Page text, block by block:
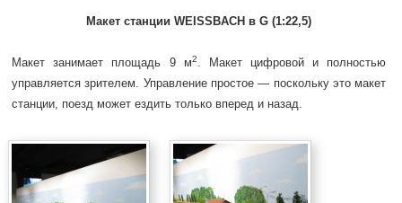
Макет станции WEISSBACH в G (1:22,5)
Макет занимает площадь 9 м2
. Макет цифровой и полностью
управляется зрителем. Управление простое — поскольку это макет
станции, поезд может ездить только вперед и назад.